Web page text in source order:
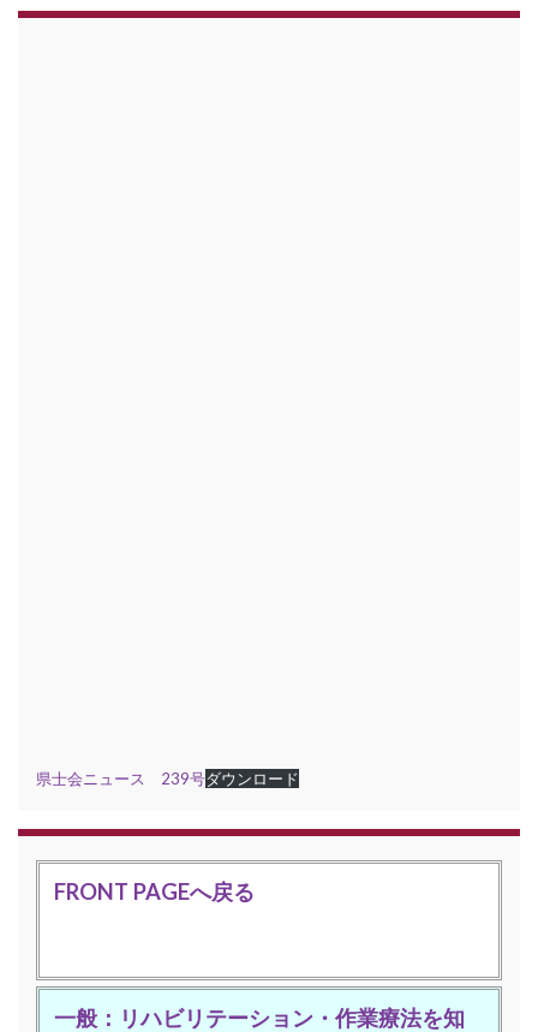
県士会ニュース 239号ダウンロード
FRONT PAGEへ戻る
一般：リハビリテーション・作業療法を知